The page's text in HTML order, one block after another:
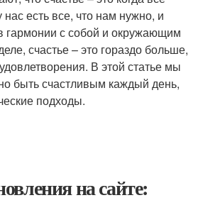
нас есть все, что нам нужно, и
гармонии с собой и окружающим
счастье – это гораздо больше,
В этой статье мы
быть счастливым каждый день,
подходы.
на сайте: